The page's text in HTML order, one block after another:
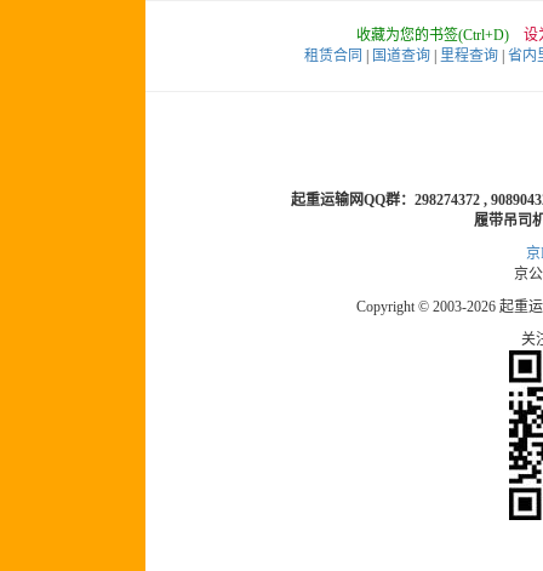
收藏为您的书签(Ctrl+D)
设
租赁合同
国道查询| 里程查询| 省内
起重运输网QQ群：298274372 ,
履带吊司
京
京
Copyright © 2003-2026 起重
关